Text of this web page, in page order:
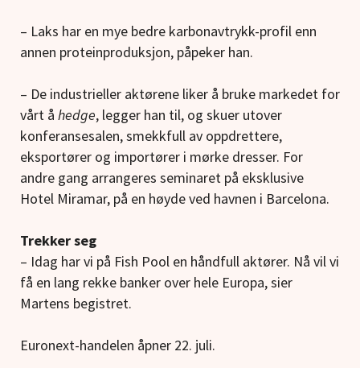
– Laks har en mye bedre karbonavtrykk-profil enn
annen proteinproduksjon, påpeker han.
– De industrieller aktørene liker å bruke markedet for
vårt å hedge, legger han til, og skuer utover
konferansesalen, smekkfull av oppdrettere,
eksportører og importører i mørke dresser. For
andre gang arrangeres seminaret på eksklusive
Hotel Miramar, på en høyde ved havnen i Barcelona.
Trekker seg
– Idag har vi på Fish Pool en håndfull aktører. Nå vil vi
få en lang rekke banker over hele Europa, sier
Martens begistret.
Euronext-handelen åpner 22. juli.